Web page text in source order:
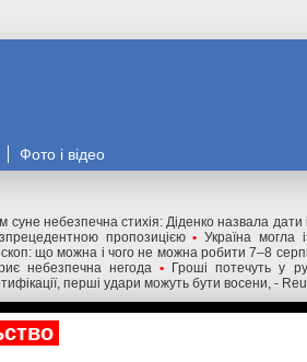
Фото і відео
небезпечна стихія: Діденко назвала дати
пропозицією • Україна могла
що можна і чого не можна робити 7–8
небезпечна негода •
Гроші потечуть у
перші удари можуть бути восени, -